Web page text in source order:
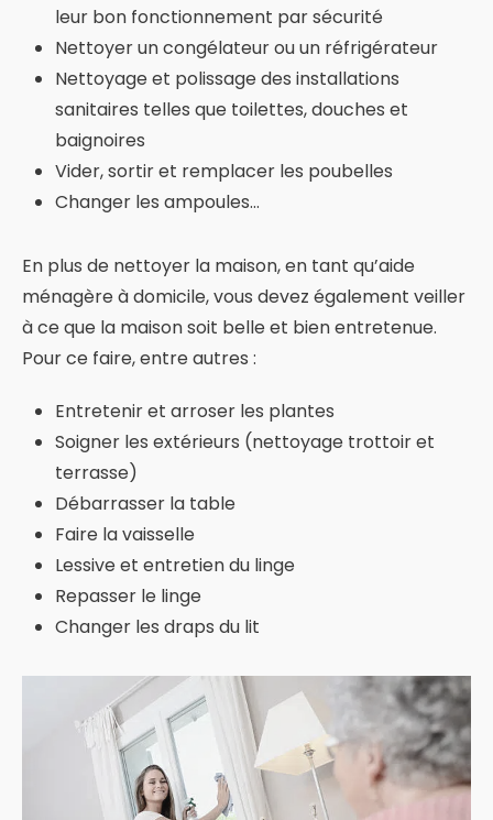
leur bon fonctionnement par sécurité
Nettoyer un congélateur ou un réfrigérateur
Nettoyage et polissage des installations
sanitaires telles que toilettes, douches et
baignoires
Vider, sortir et remplacer les poubelles
Changer les ampoules…
En plus de nettoyer la maison, en tant qu’aide
ménagère à domicile, vous devez également veiller
à ce que la maison soit belle et bien entretenue.
Pour ce faire, entre autres :
Entretenir et arroser les plantes
Soigner les extérieurs (nettoyage trottoir et
terrasse)
Débarrasser la table
Faire la vaisselle
Lessive et entretien du linge
Repasser le linge
Changer les draps du lit